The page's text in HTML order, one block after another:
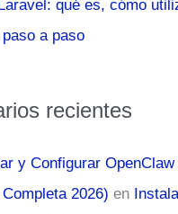
qué es, cómo
a paso
recientes
y Configurar OpenClaw
2026) en